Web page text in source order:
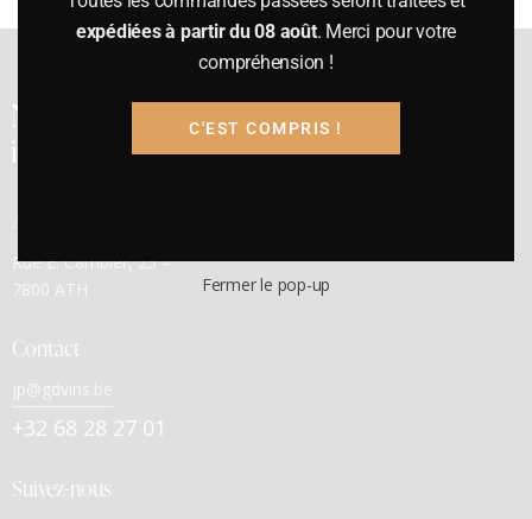
Notre cave a été
inaugurée en 1991
Adresse
Rue E. Cambier, 23 –
7800 ATH
Contact
jp@gdvins.be
+32 68 28 27 01
Suivez-nous
expédiées à partir du 08 août. Merci pour votre
compréhension !
C'EST COMPRIS !
Fermer le pop-up